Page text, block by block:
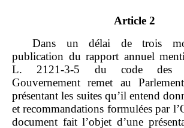
Article 2
Dans un délai de trois
publication du rapport annuel
L. 2121‑3‑5 du code des
Gouvernement remet au
présentant les suites qu’il entend
et recommandations formulées par
document fait l’objet d’une